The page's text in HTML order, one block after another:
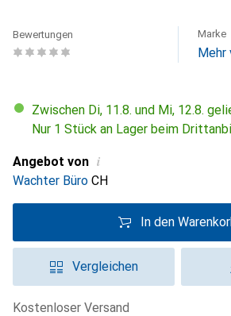
Bewertungen Marke
Mehr
Zwischen Di, 11.8. und Mi, 12.8.
Nur 1 Stück an Lager beim
Angebot von i
Wachter Büro CH
In den
Vergleichen
kostenloser Versand